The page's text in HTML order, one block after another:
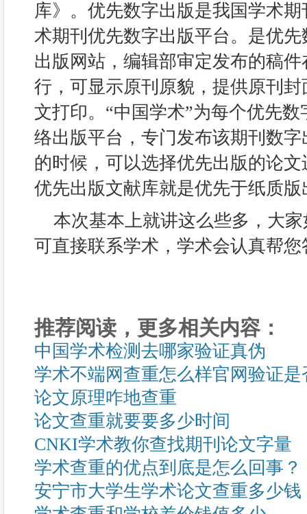
库》。优先数字出版是我国学术
术期刊优先数字出版平台。是优
出版网站，编辑部审定发布的稿
行，可显示原刊原貌，提供原刊
文打印。“中国学术”为每个优先
络出版平台，专门发布该期刊数
的时候，可以选择优先出版的论
优先出版文献库就是优先于纸质
本次基本上就讲这么些多，大
可直接联系学术，学术会认真帮您
推荐阅读，更多相关内容：
中国学术检测去哪家验证真伪
学术不端网查重怎么样官网验证是
论文原理咋地查重
论文查重就要要多少时间
CNKI学术教你查找期刊论文字量
学术查重的优点到底是怎么回事？
安宁市大学生学术论文查重多少钱